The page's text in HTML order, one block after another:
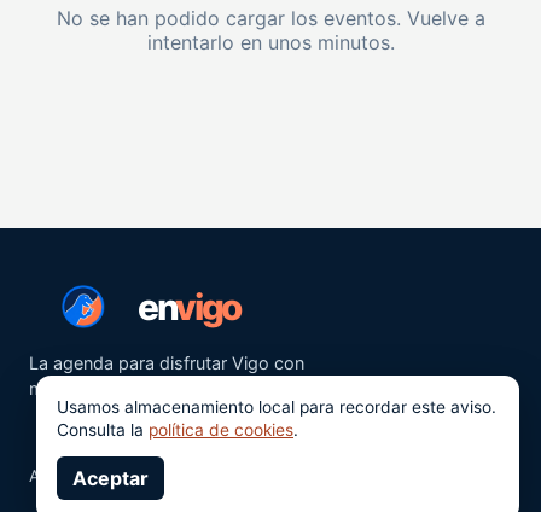
No se han podido cargar los eventos. Vuelve a
intentarlo en unos minutos.
envigo
La agenda para disfrutar Vigo con
más ganas.
Aviso legalPrivacidad
Usamos almacenamiento local para recordar este aviso.
Consulta la política de cookies.
Aceptar